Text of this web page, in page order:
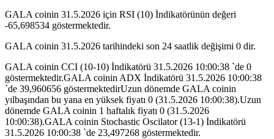
GALA coinin 31.5.2026 için RSI (10) İndikatörünün değeri
-65,698534 göstermektedir.
GALA coinin 31.5.2026 tarihindeki son 24 saatlik değişimi 0 dir.
GALA coinin CCI (10-10) İndikatörü 31.5.2026 10:00:38 `de 0
göstermektedir.GALA coinin ADX İndikatörü 31.5.2026 10:00:38
`de 39,960656 göstermektedirUzun dönemde GALA coinin
yılbaşından bu yana en yüksek fiyatı 0 (31.5.2026 10:00:38).Uzun
dönemde GALA coinin 1 haftalık fiyatı 0 (31.5.2026
10:00:38).GALA coinin Stochastic Oscilator (13-1) İndikatörü
31.5.2026 10:00:38 `de 23,497268 göstermektedir.